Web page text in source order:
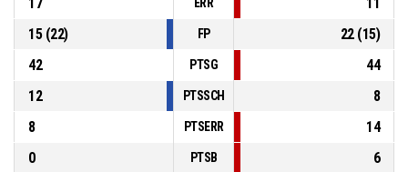
15(22) FP 22(15)
42
PTSG
44
12
PTSSCH
8
8
PTSERR
14
0
PTSB
6